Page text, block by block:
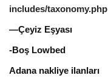
includes/taxonomy.php
—Çeyiz Eşyası
-Boş Lowbed
Adana nakliye ilanları